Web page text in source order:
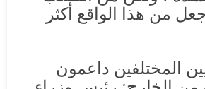
من هذا الواقع أكثر
المختلفين داعمون